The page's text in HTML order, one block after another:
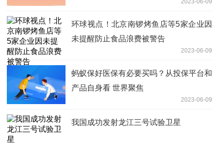
环球视点！北京南锣烤鱼店等5家企业因
未提醒防止食品浪费被警告
2023-06-09
蚂蚁保好医保有必要买吗？从投保平台和
产品自身看 世界聚焦
2023-06-09
我国成功发射龙江三号试验卫星